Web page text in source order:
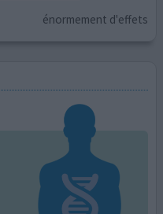
énormement d'effets